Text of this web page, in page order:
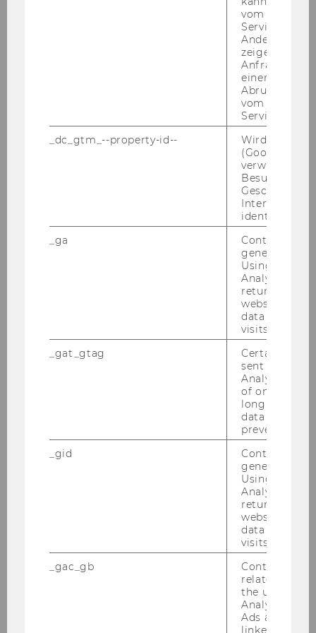
Europäischen Stelle zur Beobachtung von
Rassismus und Fremdenfeindlichkeit
(EUMC) in Wien (in Kürze Agentur für
Grundrechte) und für das gemeinsame
Forschungsprojekt ITER "Fusion for Energy"-
Erstellung von Reservelisten
Be­ob­ach­tung von
Ras­sis­mus und Frem­den­feind­lich­keit
(EUMC) in Wien sucht für den Auf­bau der
zahl­rei­che Ver­trags­
be­diens­te­te im As­sis­tenz­be­reich (FG III und II)
für nach­ste­hend an­ge­führ­te Stel­len:
Ad­mi­nis­tra­ti­ve Assistant-​Finance and Bud­get
Ad­mi­nis­tra­ti­ve Assistant-​Personnel
Ad­mi­nis­tra­ti­ve Assistant-​Procurement
Con­fe­ren­ces, Mee­tings and Events As­si­stant
IT Sup­port As­si­stant
Ref. n: ITSAS-​III-2006
Re­cep­tio­nist
vom AMP-
Service
Andere
zeigen Opt-
Anfrage im
einen Fehler
Abrufen
vom AMP
Service an.
_dc_gtm_--property-id--
Wird von
(Google Tag
verwendet,
Besucher
Geschlecht
Interessen zu
identifizieren.
_ga
Contains a
generated
Using this
Analytics can
returning
website and
data from
visits.
_gat_gtag
Certain data
sent to
Analytics a
of once per
long as it is
data
prevented.
_gid
Contains a
generated
Using this
Analytics can
returning
website and
data from
visits.
_gac_gb
Contains
related
the user. If
Analytics and
Ads accounts
linked, the